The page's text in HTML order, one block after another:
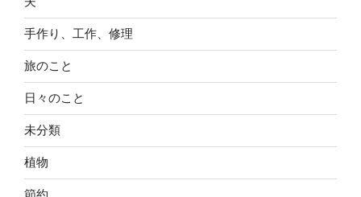
手作り、工作、修理
旅のこと
日々のこと
未分類
植物